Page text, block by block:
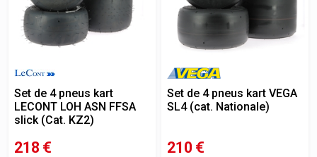
Set de 4 pneus kart
LECONT LOH ASN FFSA
slick (Cat. KZ2)
218 €
Set de 4 pneus kart VEGA
SL4 (cat. Nationale)
210 €